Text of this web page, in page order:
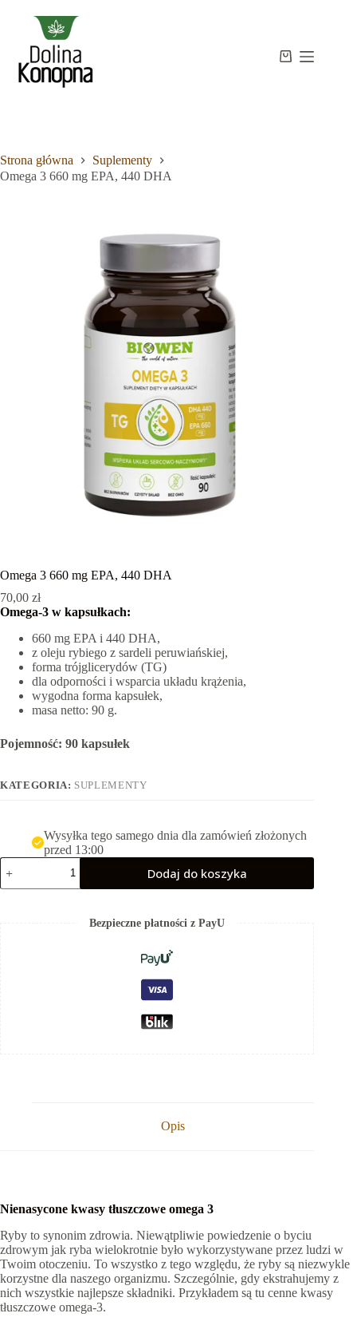
Brak
wyników
Strona
główna
Kontakt
Koszyk
Strona główna
Suplementy
Omega 3 660 mg EPA, 440 DHA
Omega 3 660 mg EPA, 440 DHA
70,00 zł
Omega-3 w kapsułkach:
660 mg EPA i 440 DHA,
z oleju rybiego z sardeli peruwiańskiej,
forma trójglicerydów (TG)
dla odporności i wsparcia układu krążenia,
wygodna forma kapsułek,
masa netto: 90 g.
Pojemność: 90 kapsułek
KATEGORIA: SUPLEMENTY
Wysyłka tego samego dnia dla zamówień złożonych
przed 13:00
ilość
Omega
3
Dodaj do koszyka
Bezpieczne płatności z PayU
Opis
Nienasycone kwasy tłuszczowe omega 3
Ryby to synonim zdrowia. Niewątpliwie powiedzenie o byciu
zdrowym jak ryba wielokrotnie było wykorzystywane przez ludzi w
Twoim otoczeniu. To wszystko z tego względu, że ryby są niezwykle
korzystne dla naszego organizmu. Szczególnie, gdy ekstrahujemy z
nich wszystkie najlepsze składniki. Przykładem są tu cenne kwasy
tłuszczowe omega-3.